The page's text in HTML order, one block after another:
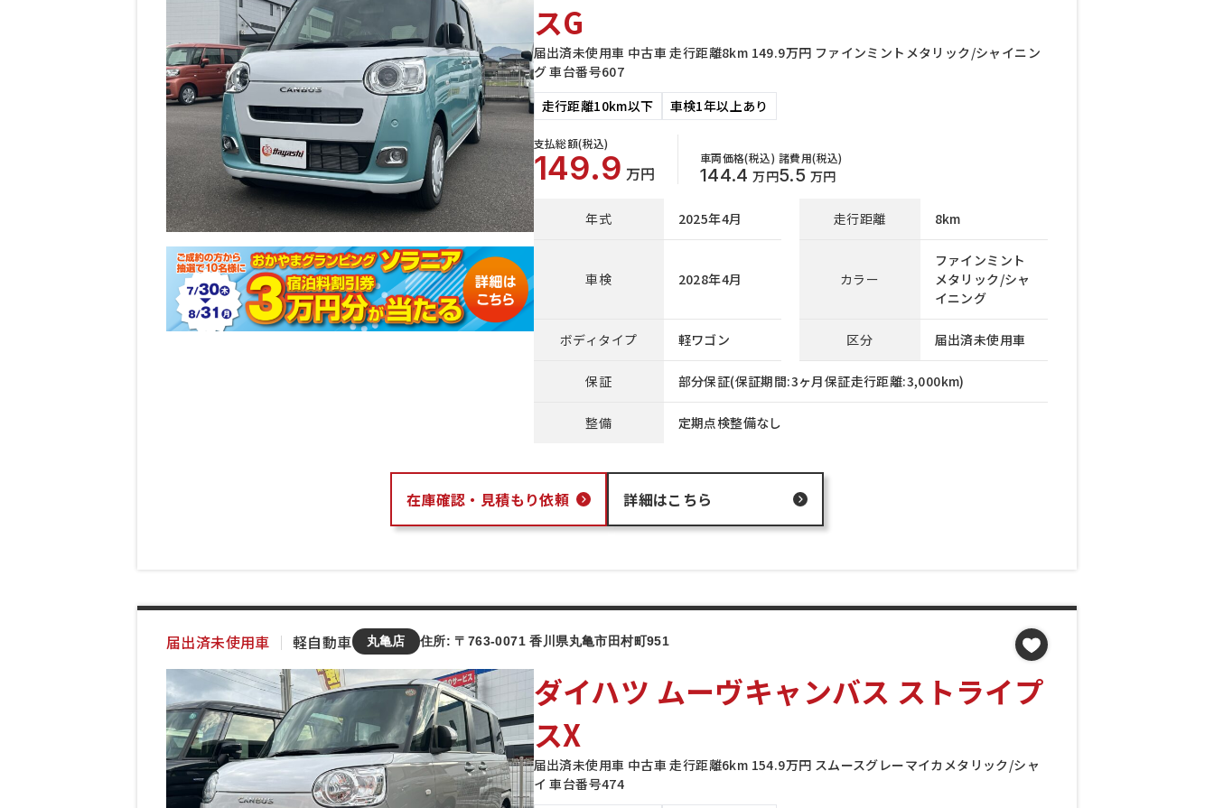
スG
届出済未使用車 中古車 走行距離8km 149.9万円 ファインミントメタリック/シャイニン
グ 車台番号607
走行距離10km以下
車検1年以上あり
支払総額(税込)
149.9 万円
車両価格(税込)
144.4 万円
諸費用(税込)
5.5 万円
年式 2025年4月 走行距離 8km
車検 2028年4月 カラー
ファインミント
メタリック/シャ
イニング
ボディタイプ 軽ワゴン 区分 届出済未使用車
保証 部分保証(保証期間:3ヶ月保証走行距離:3,000km)
整備 定期点検整備なし
在庫確認・ 見積もり依頼 詳細はこちら
届出済未使用車 ｜ 軽自動車 丸亀店 住所: 〒763-0071 香川県丸亀市田村町951
ダイハツ ムーヴキャンバス ストライプ
スX
届出済未使用車 中古車 走行距離6km 154.9万円 スムースグレーマイカメタリック/シャ
イ 車台番号474